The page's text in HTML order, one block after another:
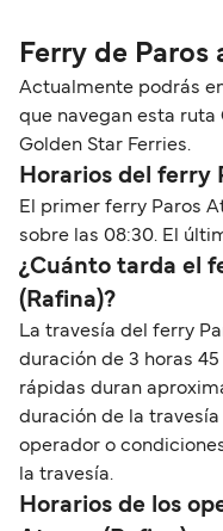
Ferry de Paros
Actualmente podrás
que navegan esta ruta
Golden Star Ferries.
Horarios del ferry
El primer ferry Paros
sobre las 08:30. El
¿Cuánto tarda el
(Rafina)?
La travesía del ferry
duración de 3 horas
rápidas duran
duración de la
operador o
la travesía.
Horarios de los